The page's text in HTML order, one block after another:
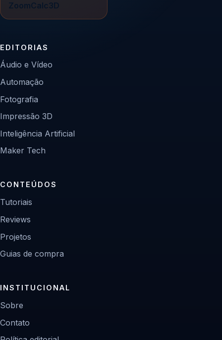
ZoomCalc3D
EDITORIAS
Áudio e Vídeo
Automação
Fotografia
Impressão 3D
Inteligência Artificial
Maker Tech
CONTEÚDOS
Tutoriais
Reviews
Projetos
Guias de compra
INSTITUCIONAL
Sobre
Contato